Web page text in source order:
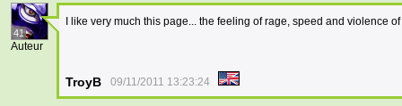
41
Auteur
I like very much this page... the feeling of rage, speed and violence
TroyB 09/11/2011 13:23:24